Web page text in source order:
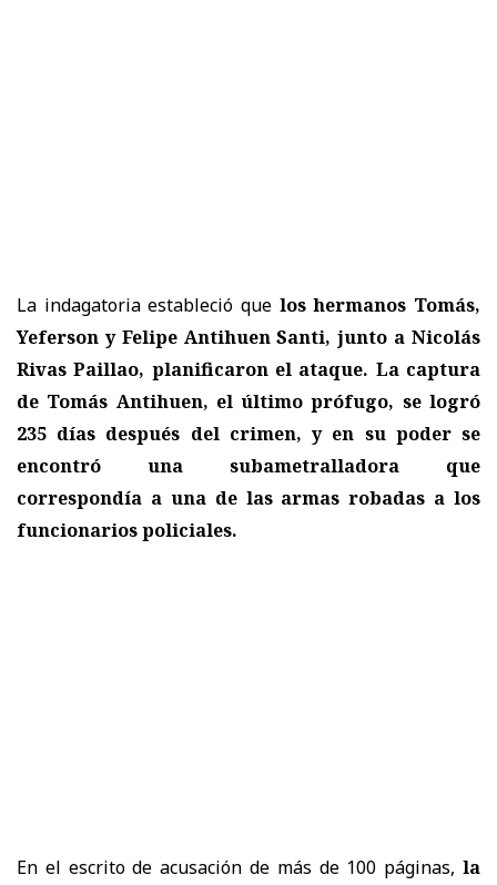
La indagatoria estableció que los hermanos Tomás,
Yeferson y Felipe Antihuen Santi, junto a Nicolás
Rivas Paillao, planificaron el ataque. La captura
de Tomás Antihuen, el último prófugo, se logró
235 días después del crimen, y en su poder se
encontró una subametralladora que
correspondía a una de las armas robadas a los
funcionarios policiales.
En el escrito de acusación de más de 100 páginas, la